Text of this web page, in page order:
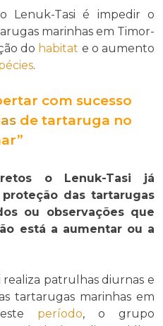
Lenuk-Tasi é impedir o
marinhas em Timor-
do habitat e o aumento
.
com sucesso
de tartaruga no
o Lenuk-Tasi já
proteção das tartarugas
ou observações que
está a aumentar ou a
realiza patrulhas diurnas e
tartarugas marinhas em
período, o grupo